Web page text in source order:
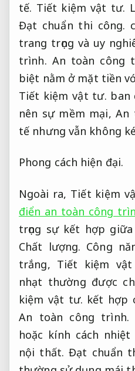
tế. Tiết kiệm vật tư.
Đạt chuẩn thi công.
trang trọng và uy
trình. An toàn công
biệt nằm ở mặt tiền
Tiết kiệm vật tư. ban
nên sự mềm mại,An
tế nhưng vẫn không
Phong cách hiện đại.
Ngoài ra, Tiết kiệm
điển an toàn công
trọng sự kết hợp
Chất lượng. Công
trắng, Tiết kiệm
nhạt thường được
kiệm vật tư. kết hợp
An toàn công trình.
hoặc kính cách nhiệt
nội thất. Đạt chuẩn